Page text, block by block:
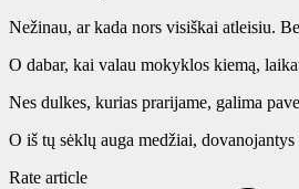
Nežinau, ar kada nors visiškai atleisiu.
O dabar, kai valau mokyklos kiemą,
Nes dulkes, kurias prarijame, galima
O iš tų sėklų auga medžiai, dovanojantys
Rate article